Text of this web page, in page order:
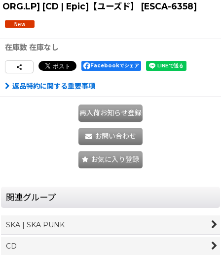
ORG.LP] [CD | Epic]【ユーズド】
[ESCA-6358]
在庫数 在庫なし
Facebookでシェア
返品特約に関する重要事項
再入荷お知らせ登録
お問い合わせ
お気に入り登録
関連グループ
SKA | SKA PUNK
CD